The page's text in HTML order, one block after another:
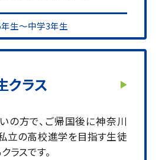
生～中学3年生
クラス
の方で、ご帰国後に神奈川
立の高校進学を目指す生徒
ラスです。